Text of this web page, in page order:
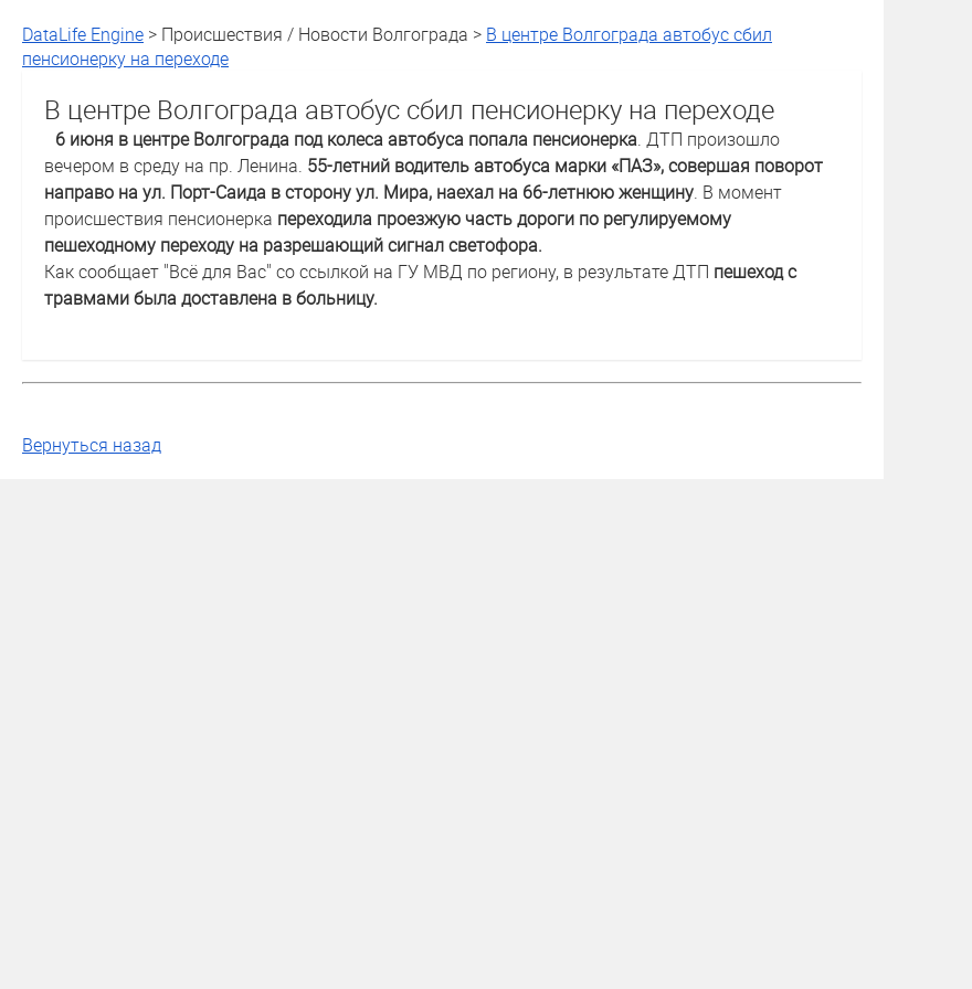
DataLife Engine > Происшествия / Новости Волгограда > В центре Волгограда автобус сбил
пенсионерку на переходе
В центре Волгограда автобус сбил пенсионерку на переходе
6 июня в центре Волгограда под колеса автобуса попала пенсионерка. ДТП произошло
вечером в среду на пр. Ленина. 55-летний водитель автобуса марки «ПАЗ», совершая поворот
направо на ул. Порт-Саида в сторону ул. Мира, наехал на 66-летнюю женщину. В момент
происшествия пенсионерка переходила проезжую часть дороги по регулируемому
пешеходному переходу на разрешающий сигнал светофора.
Как сообщает "Всё для Вас" со ссылкой на ГУ МВД по региону, в результате ДТП пешеход с
травмами была доставлена в больницу.
Вернуться назад